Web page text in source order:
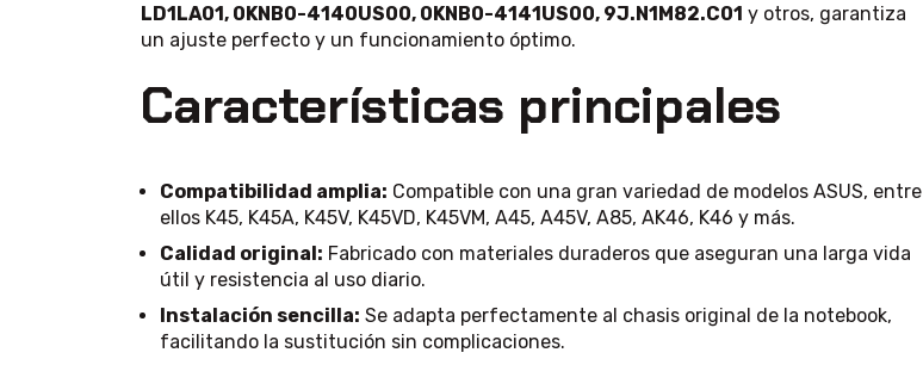
LD1LA01, 0KNB0-4140US00, 0KNB0-4141US00, 9J.N1M82.C01 y otros, garantiza
un ajuste perfecto y un funcionamiento óptimo.
Características principales
Compatibilidad amplia: Compatible con una gran variedad de modelos ASUS, entre
ellos K45, K45A, K45V, K45VD, K45VM, A45, A45V, A85, AK46, K46 y más.
Calidad original: Fabricado con materiales duraderos que aseguran una larga vida
útil y resistencia al uso diario.
Instalación sencilla: Se adapta perfectamente al chasis original de la notebook,
facilitando la sustitución sin complicaciones.